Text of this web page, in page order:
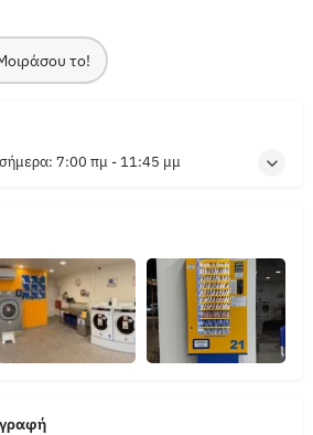
το!
7:00 πμ - 11:45 μμ